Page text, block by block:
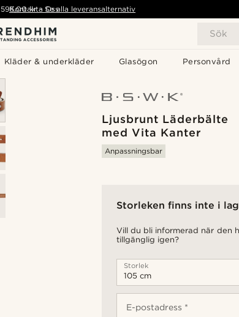
Sök
Kläder & underkläder Glasögon Personvård
595,00 kr - Se alla leveransalternativ
Kontakta Oss
Ljusbrunt Läderbälte
med Vita Kanter
Anpassningsbar
Storleken finns inte i
Vill du bli informerad när den
tillgänglig igen?
Storlek
E-postadress *